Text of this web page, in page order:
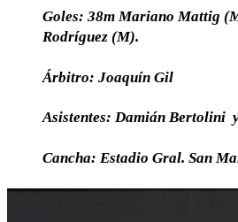
Goles: 38m Mariano Mattig
Rodríguez (M).
Árbitro: Joaquín Gil
Asistentes: Damián Bertolini
Cancha: Estadio Gral. San